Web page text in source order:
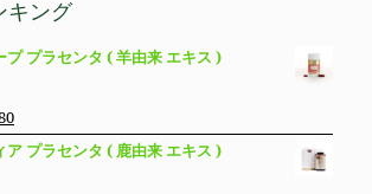
キング
プ プラセンタ ( 羊由来 エキス )
現
在
の
ア プラセンタ ( 鹿由来 エキス )